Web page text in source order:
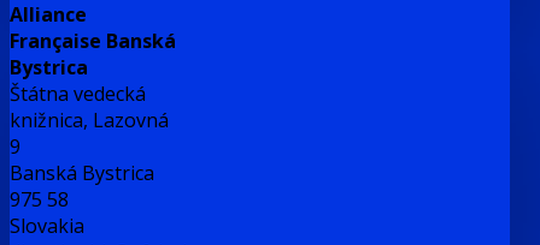
Alliance
Française Banská
Bystrica
Štátna vedecká
knižnica, Lazovná
9
Banská Bystrica
975 58
Slovakia